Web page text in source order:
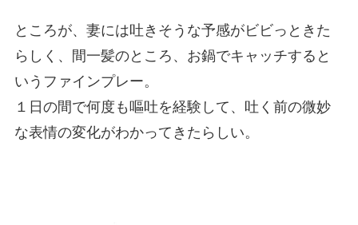
ところが、妻には吐きそうな予感がビビっときた
らしく、間一髪のところ、お鍋でキャッチすると
いうファインプレー。
１日の間で何度も嘔吐を経験して、吐く前の微妙
な表情の変化がわかってきたらしい。